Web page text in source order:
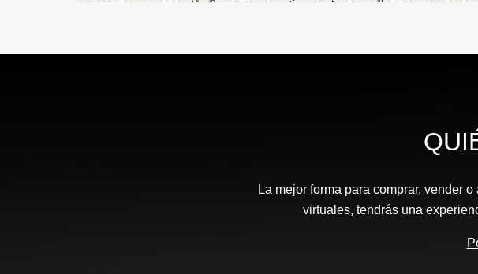
La mejor forma para comprar, vender
virtuales, tendrás una